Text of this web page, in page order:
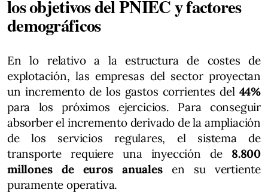
los objetivos del PNIEC y factores
demográficos
En lo relativo a la estructura de costes de
explotación, las empresas del sector proyectan
un incremento de los gastos corrientes del 44%
para los próximos ejercicios. Para conseguir
absorber el incremento derivado de la ampliación
de los servicios regulares, el sistema de
transporte requiere una inyección de 8.800
millones de euros anuales en su vertiente
puramente operativa.